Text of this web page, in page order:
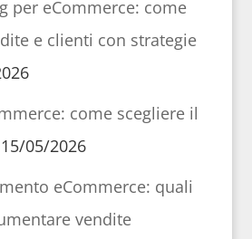
per eCommerce: come
e clienti con strategie
come scegliere il
15/05/2026
eCommerce: quali
vendite